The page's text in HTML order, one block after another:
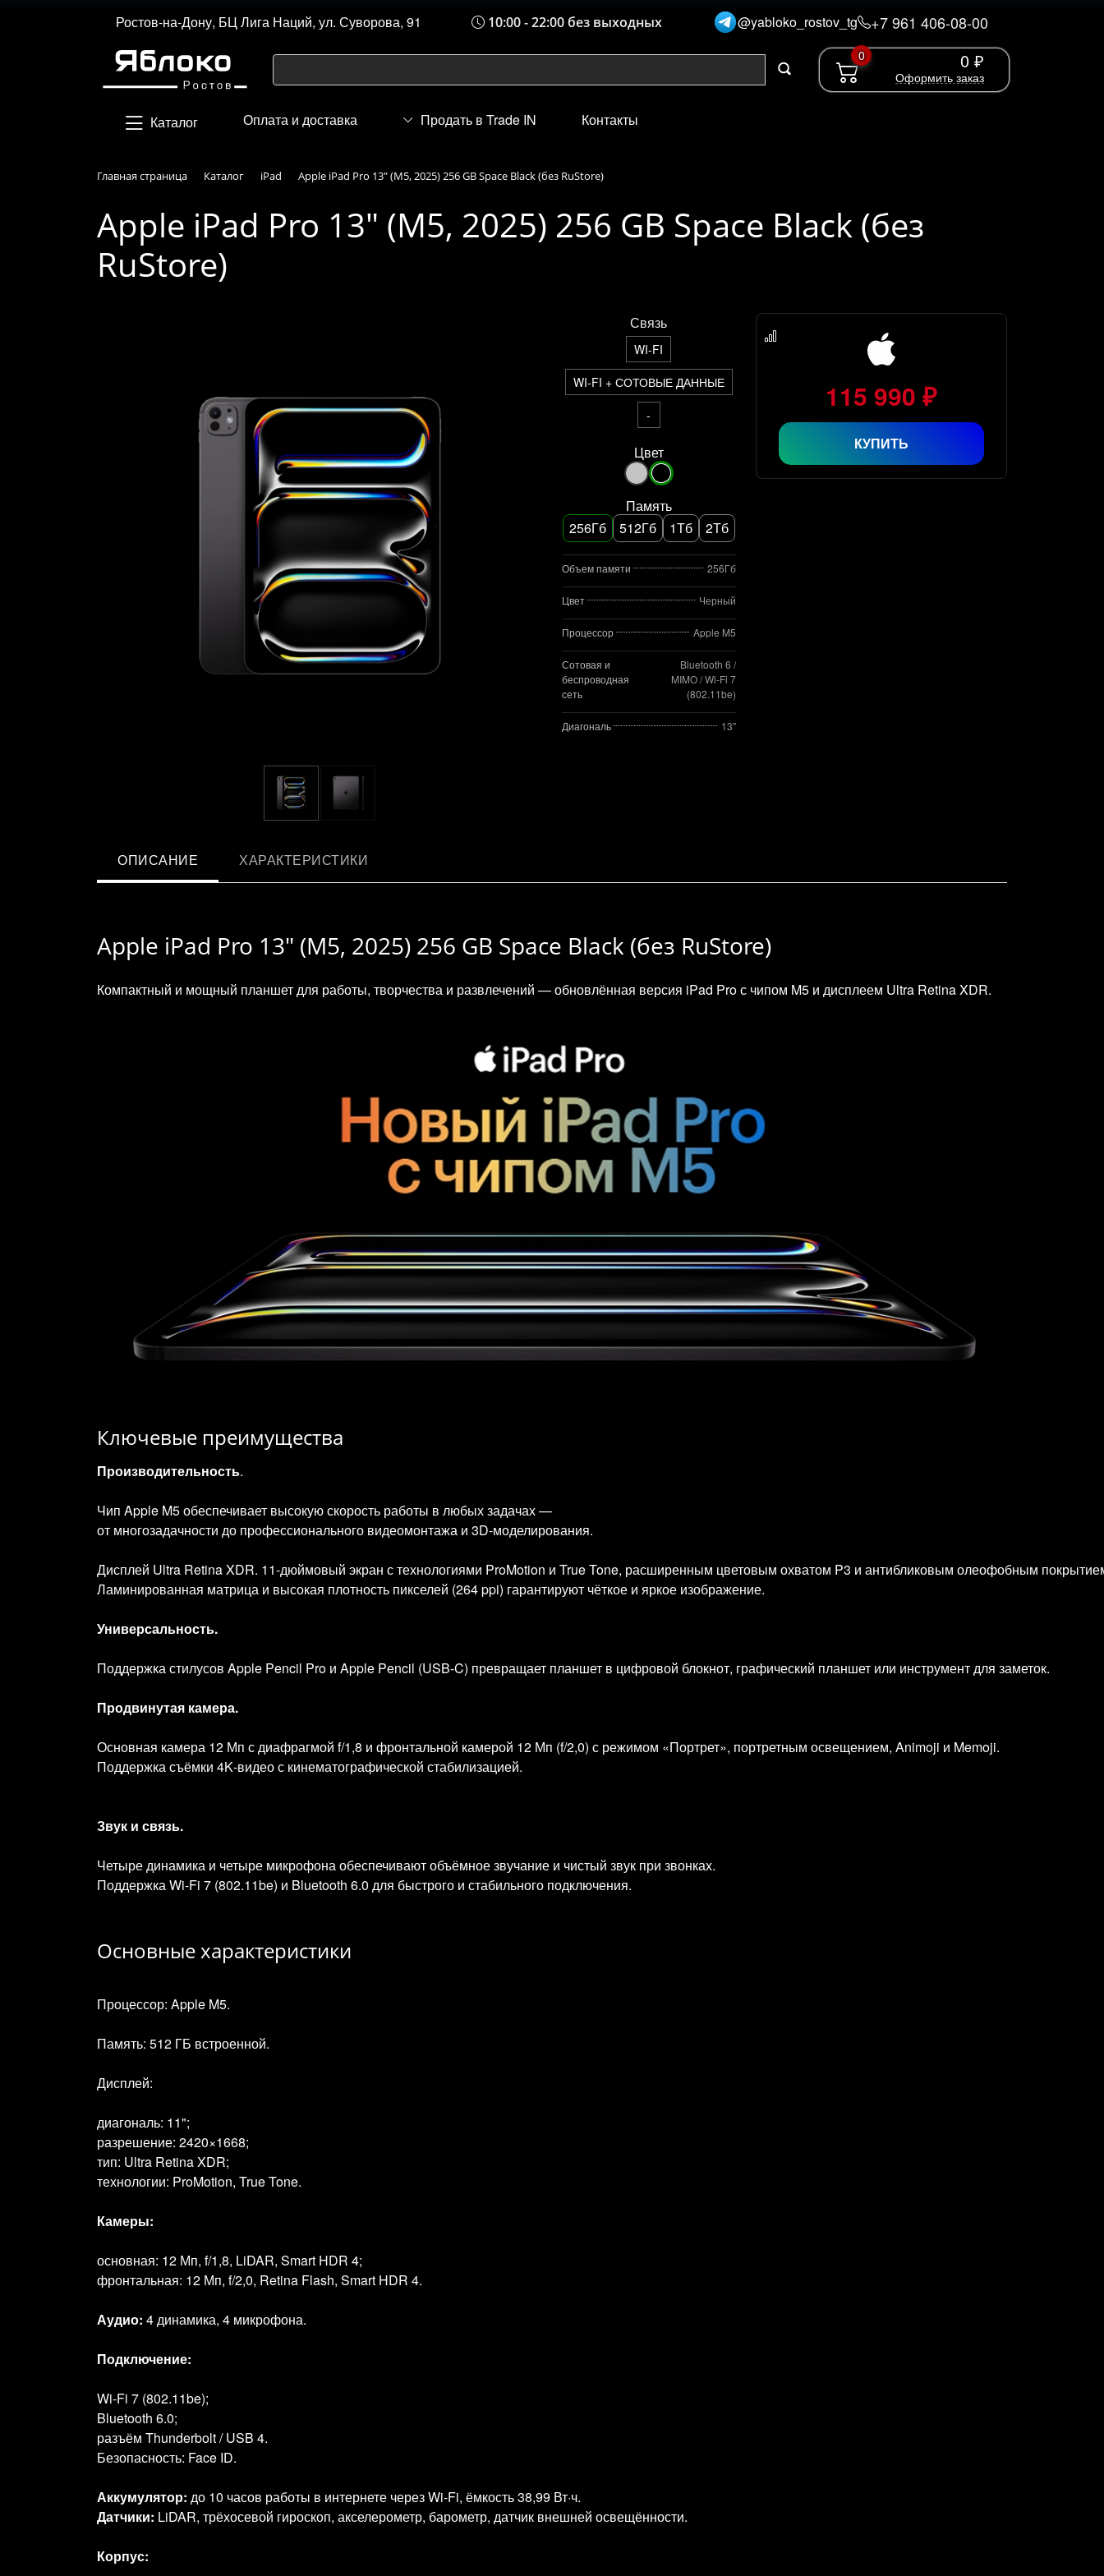
Ростов-на-Дону, БЦ Лига Наций, ул. Суворова, 91 10:00 - 22:00 без выходных @yabloko_rostov_tg +7 961 406-08-00
0 0 ₽
Оформить заказ
Каталог Оплата и доставка Продать в Trade IN Контакты
Главная страница Каталог iPad Apple iPad Pro 13" (M5, 2025) 256 GB Space Black (без RuStore)
Apple iPad Pro 13" (M5, 2025) 256 GB Space Black (без
RuStore)
Связь
WI-FI
WI-FI + СОТОВЫЕ ДАННЫЕ
-
Цвет
Память
256Гб
512Гб 1Тб 2Тб
Объем памяти 256Гб
Цвет Черный
Процессор Apple M5
Сотовая и
беспроводная
сеть
Bluetooth 6 /
MIMO / Wi‑Fi 7
(802.11be)
Диагональ 13"
115 990 ₽
КУПИТЬ
ОПИСАНИЕ ХАРАКТЕРИСТИКИ
Apple iPad Pro 13" (M5, 2025) 256 GB Space Black (без RuStore)
Компактный и мощный планшет для работы, творчества и развлечений — обновлённая версия iPad Pro с чипом M5 и дисплеем Ultra Retina XDR.
Ключевые преимущества
Производительность.
Чип Apple M5 обеспечивает высокую скорость работы в любых задачах —
от многозадачности до профессионального видеомонтажа и 3D‑моделирования.
Дисплей Ultra Retina XDR. 11‑дюймовый экран с технологиями ProMotion и True Tone, расширенным цветовым охватом P3 и антибликовым олеофобным
Ламинированная матрица и высокая плотность пикселей (264 ppi) гарантируют чёткое и яркое изображение.
Универсальность.
Поддержка стилусов Apple Pencil Pro и Apple Pencil (USB‑C) превращает планшет в цифровой блокнот, графический планшет или инструмент для заметок.
Продвинутая камера.
Основная камера 12 Мп с диафрагмой f/1,8 и фронтальной камерой 12 Мп (f/2,0) с режимом «Портрет», портретным освещением, Animoji и Memoji.
Поддержка съёмки 4K‑видео с кинематографической стабилизацией.
Звук и связь.
Четыре динамика и четыре микрофона обеспечивают объёмное звучание и чистый звук при звонках.
Поддержка Wi‑Fi 7 (802.11be) и Bluetooth 6.0 для быстрого и стабильного подключения.
Основные характеристики
Процессор: Apple M5.
Память: 512 ГБ встроенной.
Дисплей:
диагональ: 11";
разрешение: 2420×1668;
тип: Ultra Retina XDR;
технологии: ProMotion, True Tone.
Камеры:
основная: 12 Мп, f/1,8, LiDAR, Smart HDR 4;
фронтальная: 12 Мп, f/2,0, Retina Flash, Smart HDR 4.
Аудио: 4 динамика, 4 микрофона.
Подключение:
Wi‑Fi 7 (802.11be);
Bluetooth 6.0;
разъём Thunderbolt / USB 4.
Безопасность: Face ID.
Аккумулятор: до 10 часов работы в интернете через Wi‑Fi, ёмкость 38,99 Вт·ч.
Датчики: LiDAR, трёхосевой гироскоп, акселерометр, барометр, датчик внешней освещённости.
Корпус: